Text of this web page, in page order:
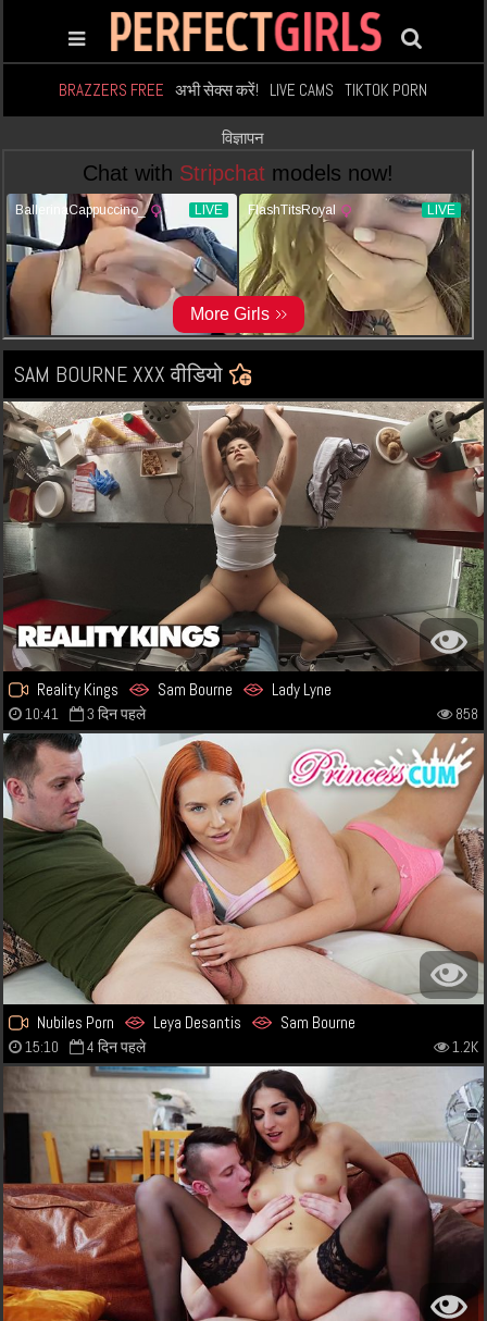
BRAZZERS FREE अभी सेक्स करें! LIVE CAMS TIKTOK PORN
विज्ञापन
SAM BOURNE XXX वीडियो
Reality Kings Sam Bourne Lady Lyne
10:41 3 दिन पहले 858
Nubiles Porn Leya Desantis Sam Bourne
15:10 4 दिन पहले 1.2K